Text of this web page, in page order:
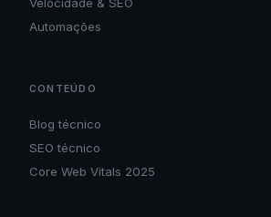
Automações
CONTEÚDO
Blog técnico
SEO técnico
Core Web Vitals 2025